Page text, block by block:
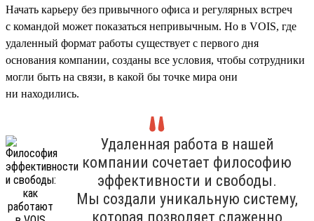
Начать карьеру без привычного офиса и регулярных встреч
с командой может показаться непривычным. Но в VOIS, где
удаленный формат работы существует с первого дня
основания компании, созданы все условия, чтобы сотрудники
могли быть на связи, в какой бы точке мира они
ни находились.
Удаленная работа в нашей
компании сочетает философию
эффективности и свободы.
Мы создали уникальную систему,
которая позволяет слаженно